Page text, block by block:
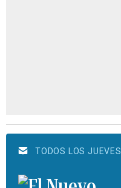
TODOS LOS JUEVES